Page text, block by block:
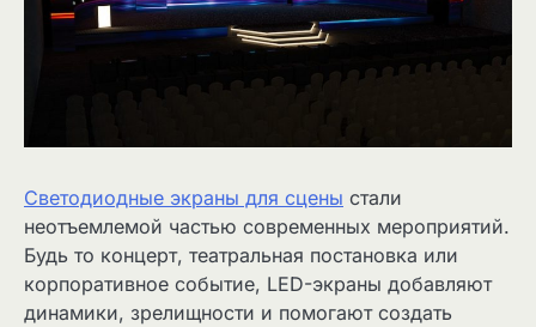
Светодиодные экраны для сцены стали
неотъемлемой частью современных мероприятий.
Будь то концерт, театральная постановка или
корпоративное событие, LED-экраны добавляют
динамики, зрелищности и помогают создать